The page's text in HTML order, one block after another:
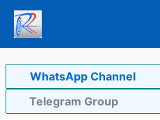
Skip
content
WhatsApp Channel
Telegram Group